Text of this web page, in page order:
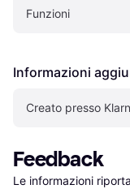
Funzioni
Informazioni
Creato presso
Feedback
Le informazioni